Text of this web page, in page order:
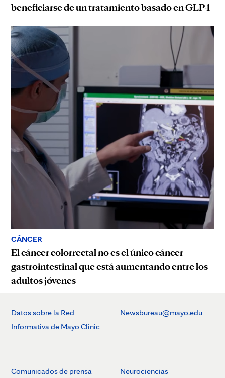
beneficiarse de un tratamiento basado en GLP-1
CÁNCER
El cáncer colorrectal no es el único cáncer
gastrointestinal que está aumentando entre los
adultos jóvenes
Datos sobre la Red
Informativa de Mayo Clinic
Newsbureau@mayo.edu
Comunicados de prensa Neurociencias